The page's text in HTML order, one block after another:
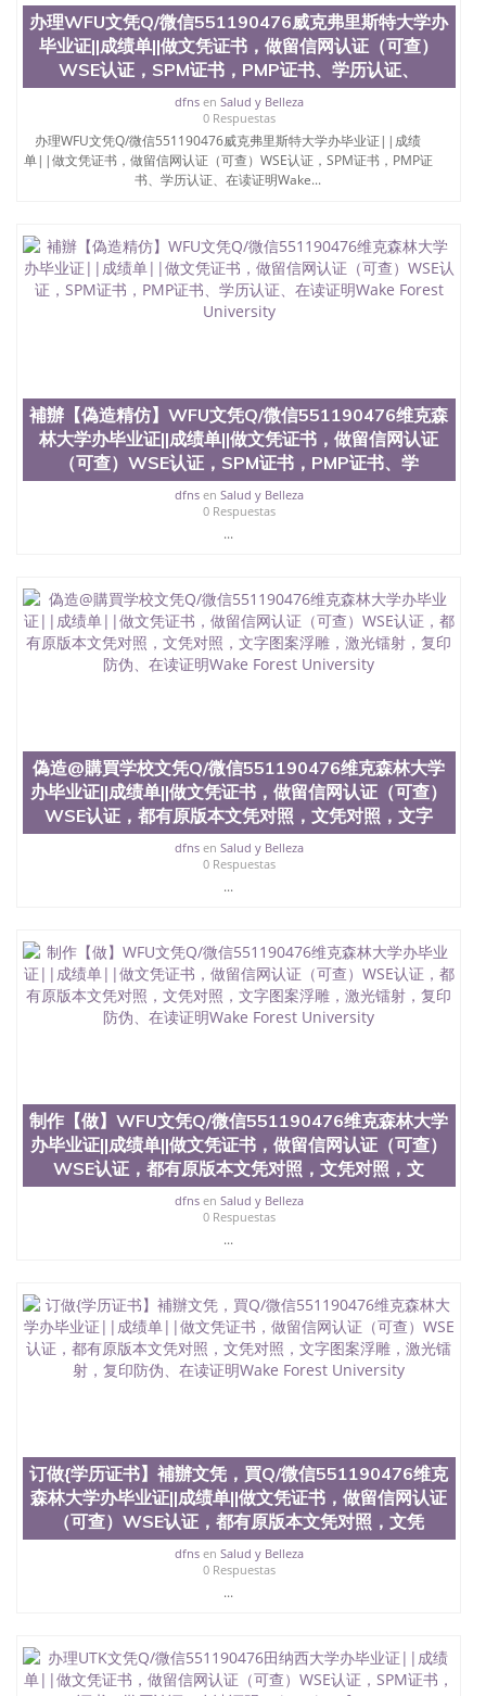
551190476哪里可以办理加拿大毕业证551190476申
请学校办理假的毕业证成绩单可以吗551190476哪里
可以办理水印成绩单551190476哪里可以修改成绩单
GPA分数551190476假毕业证能查出来吗551190476
假文凭网上能查到吗551190476 如何拿到国外毕业证
QQ微信551190476办假大学毕业证QQ微信551190476
国外毕业证去哪认证QQ微信551190476找毕业证封皮
QQ微信551190476国外毕业证外壳定制QQ微信
551190476快速代办国外毕业证QQ微信551190476快
551190476泰国文凭办理QQ微信551190476法国留学
回国证明QQ微信551190476 国外烫金照片QQ微信
551190476外国文凭在中国有用吗QQ微信551190476
德国留学回国证明QQ微信551190476爱尔兰留学回国
证明QQ微信551190476国外硕士文凭办理QQ微信
551190476办国外文凭可找工作QQ微信551190476国
外大学有毕业证QQ微信551190476办理国外毕业证价
格QQ微信551190476国外编号查询QQ微信551190476
办理国外文凭要交定金吗QQ微信551190476办国外可
查文凭QQ微信551190476网上购买真文凭可信吗QQ
微信551190476学士学位证书查询机构QQ微信
University, 又译为“圣荷西州立大学”）成立于1857
年，简称SJSU，是加州历史悠久的大学之一，也是美
西地区的公立大学之一。位于圣何塞市San Jose中
心，占地154公顷。它是一所位于加利福尼亚州的著
名综合性公立大学，它以极高的就业率，全美名列前
生前往求学。 至今，这是一所在世界上享有学术地
位、声誉、实习机会和影响力的高等教育机构，并获
誉为美国本科教育质量的核心代表。其计算机系与会
计系更是在当今美国大学教学排名中表现优异。其毕
业生大多可以在其所处地域的世界硅谷中心得到工作
机会。许多硅谷公司甚至在学生大三和大四的学期提
供许多相应科系的实习机会。无论是加州大学系统
(UC)，还是加州州立大学系统(CSU), 圣何塞州立大学
地区为全美的重要科技中心。约有学生三万人，超过
134种学士学科和65个硕士学科，并有来自世界60余
国的学生来此就读。其有名的科系如计算机科学，电
子工程学，工商管理学，艺术设计，和航空学等，深
定金下单； 3、公司确认到账转制作点做电子图；
4、电子图做好发给客户确认； 5、电子图确认好转成
品部做成品； 6、成品做好拍照或者视频确认再付余
款； 7、快递给客户（国内顺丰，国外DHL）。 三、
真实网上可查的证明材料 1、教育部学历学位认证，
留服真实存档可查，存档。 2、留学回国人员证明
（使馆认证），使馆网站真实存档可查。 3、留信网
真实可查认证办理，存档可查，终身受用。 四、办理
与人类发展学院、信息工程与科学学院、人文学院、
护理学院、科学学院等。学校的教育学院排名在全美
前十名，工学院排名在前十五名，且继续攀升中。纽
约大学为学生们提供本科、硕士及博士学位。学校的
制、历史、电气工程、生物工程、建筑设计、工商管
理、材料科学、机械工程、航天工程、土木工程、数
学、化学、英语、社会科学、心理学、戏剧、市场营
销、机械工程、计算机科学、物理学、人工智能、商
科、金融专业 1、客户提供相关材料，确定客户办理
信息，给出操作方案； 2、补充毕业证成绩单等相关
材料； 3、留服注册申请账号，付定金； 4、预约递
交时间，公司人员陪同客户本人一起去留服递交材
学院的毕业证成绩单所使用的材料，尺寸大小，防伪
结构（包括：水印，阴影底纹，钢印LOGO烫金烫
办理WFU文凭Q/微信551190476威克弗里斯特大学办
毕业证||成绩单||做文凭证书，做留信网认证（可查）
WSE认证，SPM证书，PMP证书、学历认证、
dfnsen Salud y Belleza
0 Respuestas
办理WFU文凭Q/微信551190476威克弗里斯特大学办毕业证||成绩
单||做文凭证书，做留信网认证（可查）WSE认证，SPM证书，PMP证
书、学历认证、在读证明Wake...
補辦【偽造精仿】WFU文凭Q/微信551190476维克森
林大学办毕业证||成绩单||做文凭证书，做留信网认证
（可查）WSE认证，SPM证书，PMP证书、学
dfnsen Salud y Belleza
0 Respuestas
...
偽造@購買学校文凭Q/微信551190476维克森林大学
办毕业证||成绩单||做文凭证书，做留信网认证（可查）
WSE认证，都有原版本文凭对照，文凭对照，文字
dfnsen Salud y Belleza
0 Respuestas
...
制作【做】WFU文凭Q/微信551190476维克森林大学
办毕业证||成绩单||做文凭证书，做留信网认证（可查）
WSE认证，都有原版本文凭对照，文凭对照，文
dfnsen Salud y Belleza
0 Respuestas
...
订做{学历证书】補辦文凭，買Q/微信551190476维克
森林大学办毕业证||成绩单||做文凭证书，做留信网认证
（可查）WSE认证，都有原版本文凭对照，文凭
dfnsen Salud y Belleza
0 Respuestas
...